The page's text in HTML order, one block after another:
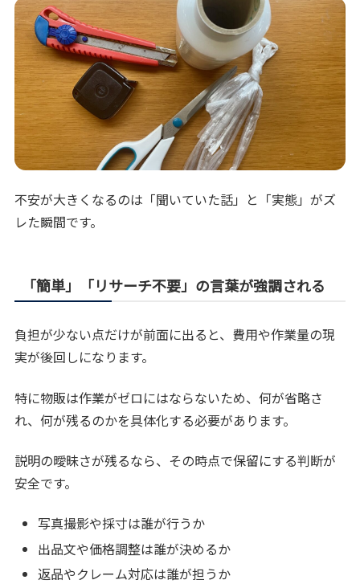
不安が大きくなるのは「聞いていた話」と「実態」がズ
レた瞬間です。
「簡単」「リサーチ不要」の言葉が強調される
負担が少ない点だけが前面に出ると、費用や作業量の現
実が後回しになります。
特に物販は作業がゼロにはならないため、何が省略さ
れ、何が残るのかを具体化する必要があります。
説明の曖昧さが残るなら、その時点で保留にする判断が
安全です。
写真撮影や採寸は誰が行うか
出品文や価格調整は誰が決めるか
返品やクレーム対応は誰が担うか